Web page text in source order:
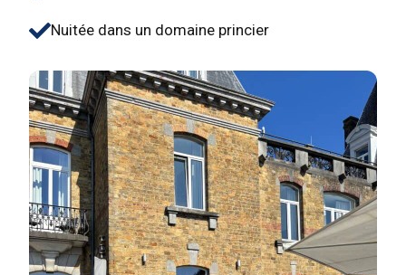
Nuitée dans un domaine princier